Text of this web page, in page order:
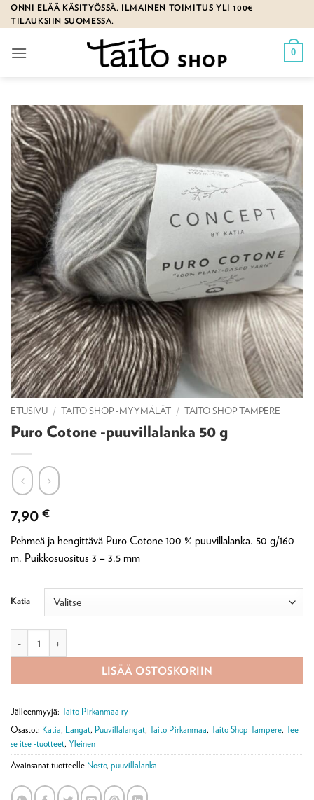
Skip
to
ONNI ELÄÄ KÄSITYÖSSÄ. ILMAINEN TOIMITUS YLI 100€
TILAUKSIIN SUOMESSA.
0
ETUSIVU / TAITO SHOP -MYYMÄLÄT / TAITO SHOP TAMPERE
Puro Cotone -puuvillalanka 50 g
7,90 €
Pehmeä ja hengittävä Puro Cotone 100 % puuvillalanka. 50 g/160
m. Puikkosuositus 3 – 3.5 mm
Katia
LISÄÄ OSTOSKORIIN
Jälleenmyyjä: Taito Pirkanmaa ry
Osastot: Katia, Langat, Puuvillalangat, Taito Pirkanmaa, Taito Shop Tampere, Tee
se itse -tuotteet, Yleinen
Avainsanat tuotteelle Nosto, puuvillalanka